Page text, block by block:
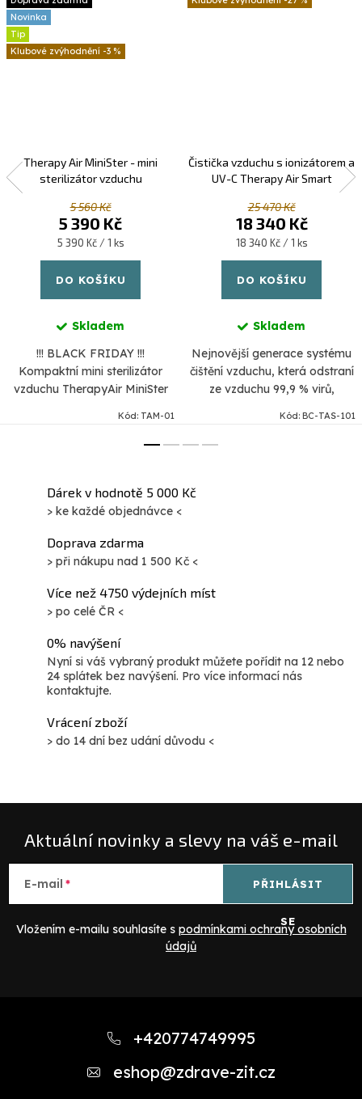
Novinka
Tip
-3 %
Therapy Air MiniSter - mini
sterilizátor vzduchu
5 560 Kč
5 390 Kč
Měrná
cena:
5 390 Kč / 1 ks
DO KOŠÍKU
Skladem
!!! BLACK FRIDAY !!!
Kompaktní mini sterilizátor
vzduchu TherapyAir MiniSter
plísní a pomáhá udržet
Kód: TAM-01
Čistička vzduchu s ionizátorem a
UV-C Therapy Air Smart
25 470 Kč
18 340 Kč
Měrná
cena:
18 340 Kč / 1 ks
DO KOŠÍKU
Skladem
Nejnovější generace systému
čištění vzduchu, která odstraní
ze vzduchu 99,9 % virů,
Smart kombinuje technologii...
Kód: BC-TAS-101
Dárek v hodnotě 5 000 Kč
> ke každé objednávce <
Doprava zdarma
> při nákupu nad 1 500 Kč <
Více než 4750 výdejních míst
> po celé ČR <
0% navýšení
Nyní si váš vybraný produkt můžete pořídit na 12 nebo
24 splátek bez navýšení. Pro více informací nás
kontaktujte.
Vrácení zboží
> do 14 dní bez udání důvodu <
Aktuální novinky a slevy na váš e-mail
E-mail
Vložením e-mailu souhlasíte s podmínkami ochrany osobních
údajů
PŘIHLÁSIT
SE
+420774749995
eshop@zdrave-zit.cz